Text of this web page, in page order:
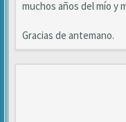
muchos años del mío y
Gracias de antemano.